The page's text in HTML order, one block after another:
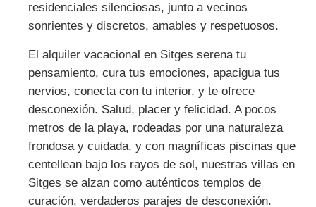
residenciales silenciosas, junto a vecinos
sonrientes y discretos, amables y respetuosos.
El alquiler vacacional en Sitges serena tu
pensamiento, cura tus emociones, apacigua tus
nervios, conecta con tu interior, y te ofrece
desconexión. Salud, placer y felicidad. A pocos
metros de la playa, rodeadas por una naturaleza
frondosa y cuidada, y con magníficas piscinas que
centellean bajo los rayos de sol, nuestras villas en
Sitges se alzan como auténticos templos de
curación, verdaderos parajes de desconexión.